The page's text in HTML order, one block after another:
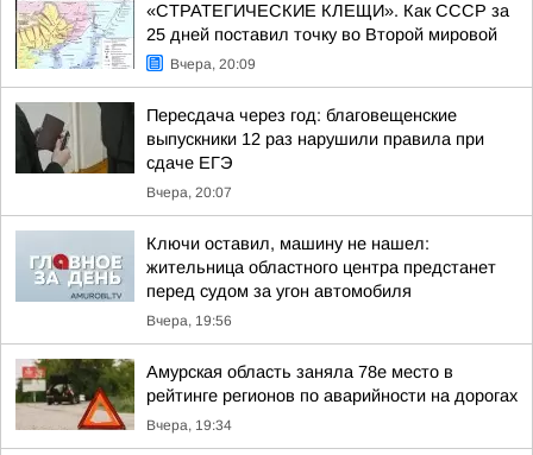
«СТРАТЕГИЧЕСКИЕ КЛЕЩИ». Как СССР за
25 дней поставил точку во Второй мировой
Вчера, 20:09
Пересдача через год: благовещенские
выпускники 12 раз нарушили правила при
сдаче ЕГЭ
Вчера, 20:07
Ключи оставил, машину не нашел:
жительница областного центра предстанет
перед судом за угон автомобиля
Вчера, 19:56
Амурская область заняла 78е место в
рейтинге регионов по аварийности на дорогах
Вчера, 19:34